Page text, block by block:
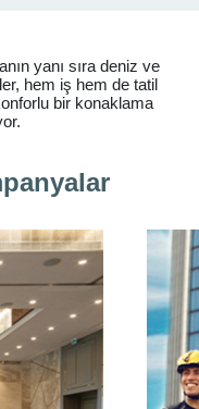
yanı sıra deniz ve
hem iş hem de tatil
bir konaklama